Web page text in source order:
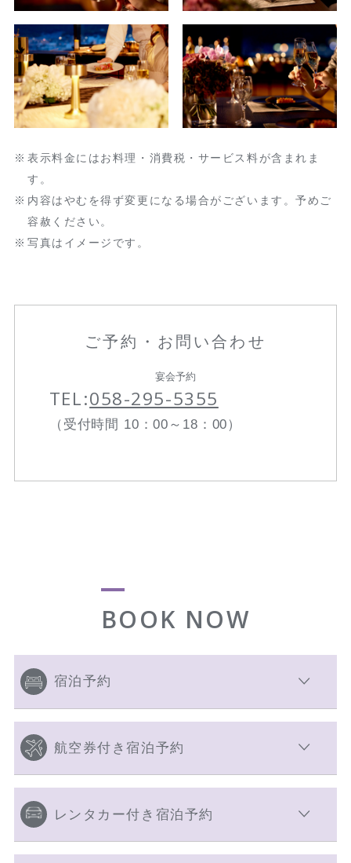
表示料金にはお料理・消費税・サービス料が含まれま
す。
内容はやむを得ず変更になる場合がございます。予めご
容赦ください。
写真はイメージです。
ご予約・お問い合わせ
宴会予約
TEL:058-295-5355
（受付時間 10：00～18：00）
BOOK NOW
宿泊予約
航空券付き宿泊予約
レンタカー付き宿泊予約